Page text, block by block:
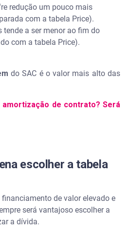
redução um pouco mais
com a tabela Price).
a ser menor ao fim do
com a tabela Price).
do SAC é o valor mais alto das
amortização de contrato? Será
escolher a tabela
de valor elevado e
será vantajoso escolher a
a dívida.